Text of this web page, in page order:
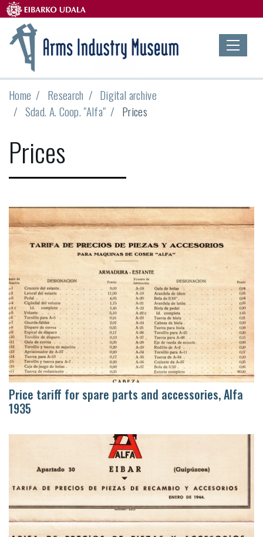
Home Research
Digital archive
Sdad. A. Coop. "Alfa"
Prices
Prices
Price tariff for spare parts and accessories, Alfa
1935